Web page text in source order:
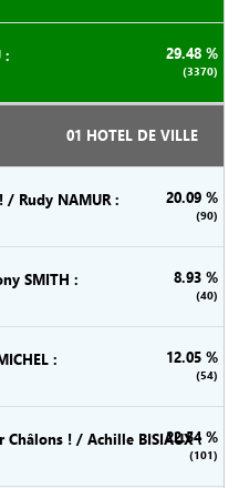
29.48 %
(3370)
01 HOTEL DE VILLE
20.09 %
(90)
8.93 %
(40)
12.05 %
(54)
22.54 %
(101)